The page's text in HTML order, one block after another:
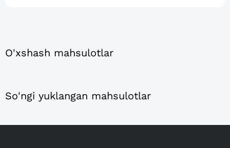
O'xshash mahsulotlar
So'ngi yuklangan mahsulotlar